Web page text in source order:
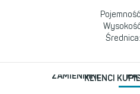
ZAMIENNIKIKLIENCI